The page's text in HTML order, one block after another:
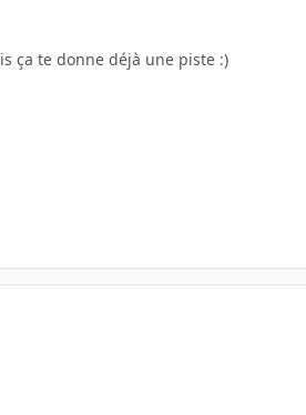
ça te donne déjà une piste :)